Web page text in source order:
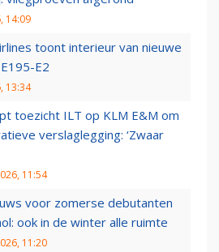
14:09
toont interieur van nieuwe
E2
13:34
toezicht ILT op KLM E&M om
verslaglegging: ‘Zwaar
11:54
voor zomerse debutanten
ook in de winter alle ruimte
11:20